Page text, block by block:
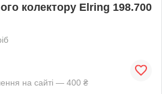
колектору Elring 198.700
на сайті — 400 ₴